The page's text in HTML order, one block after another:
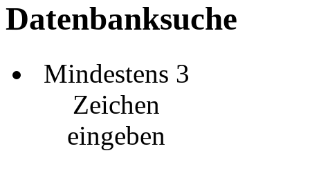
Datenbanksuche
Mindestens 3
Zeichen
eingeben